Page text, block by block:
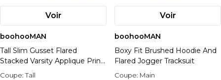
Voir
boohooMAN
Tall Slim Gusset Flared
Stacked Varsity Applique Print
Jogger
Coupe:Tall
Voir
boohooMAN
Boxy Fit Brushed Hoodie And
Flared Jogger Tracksuit
Coupe: Main